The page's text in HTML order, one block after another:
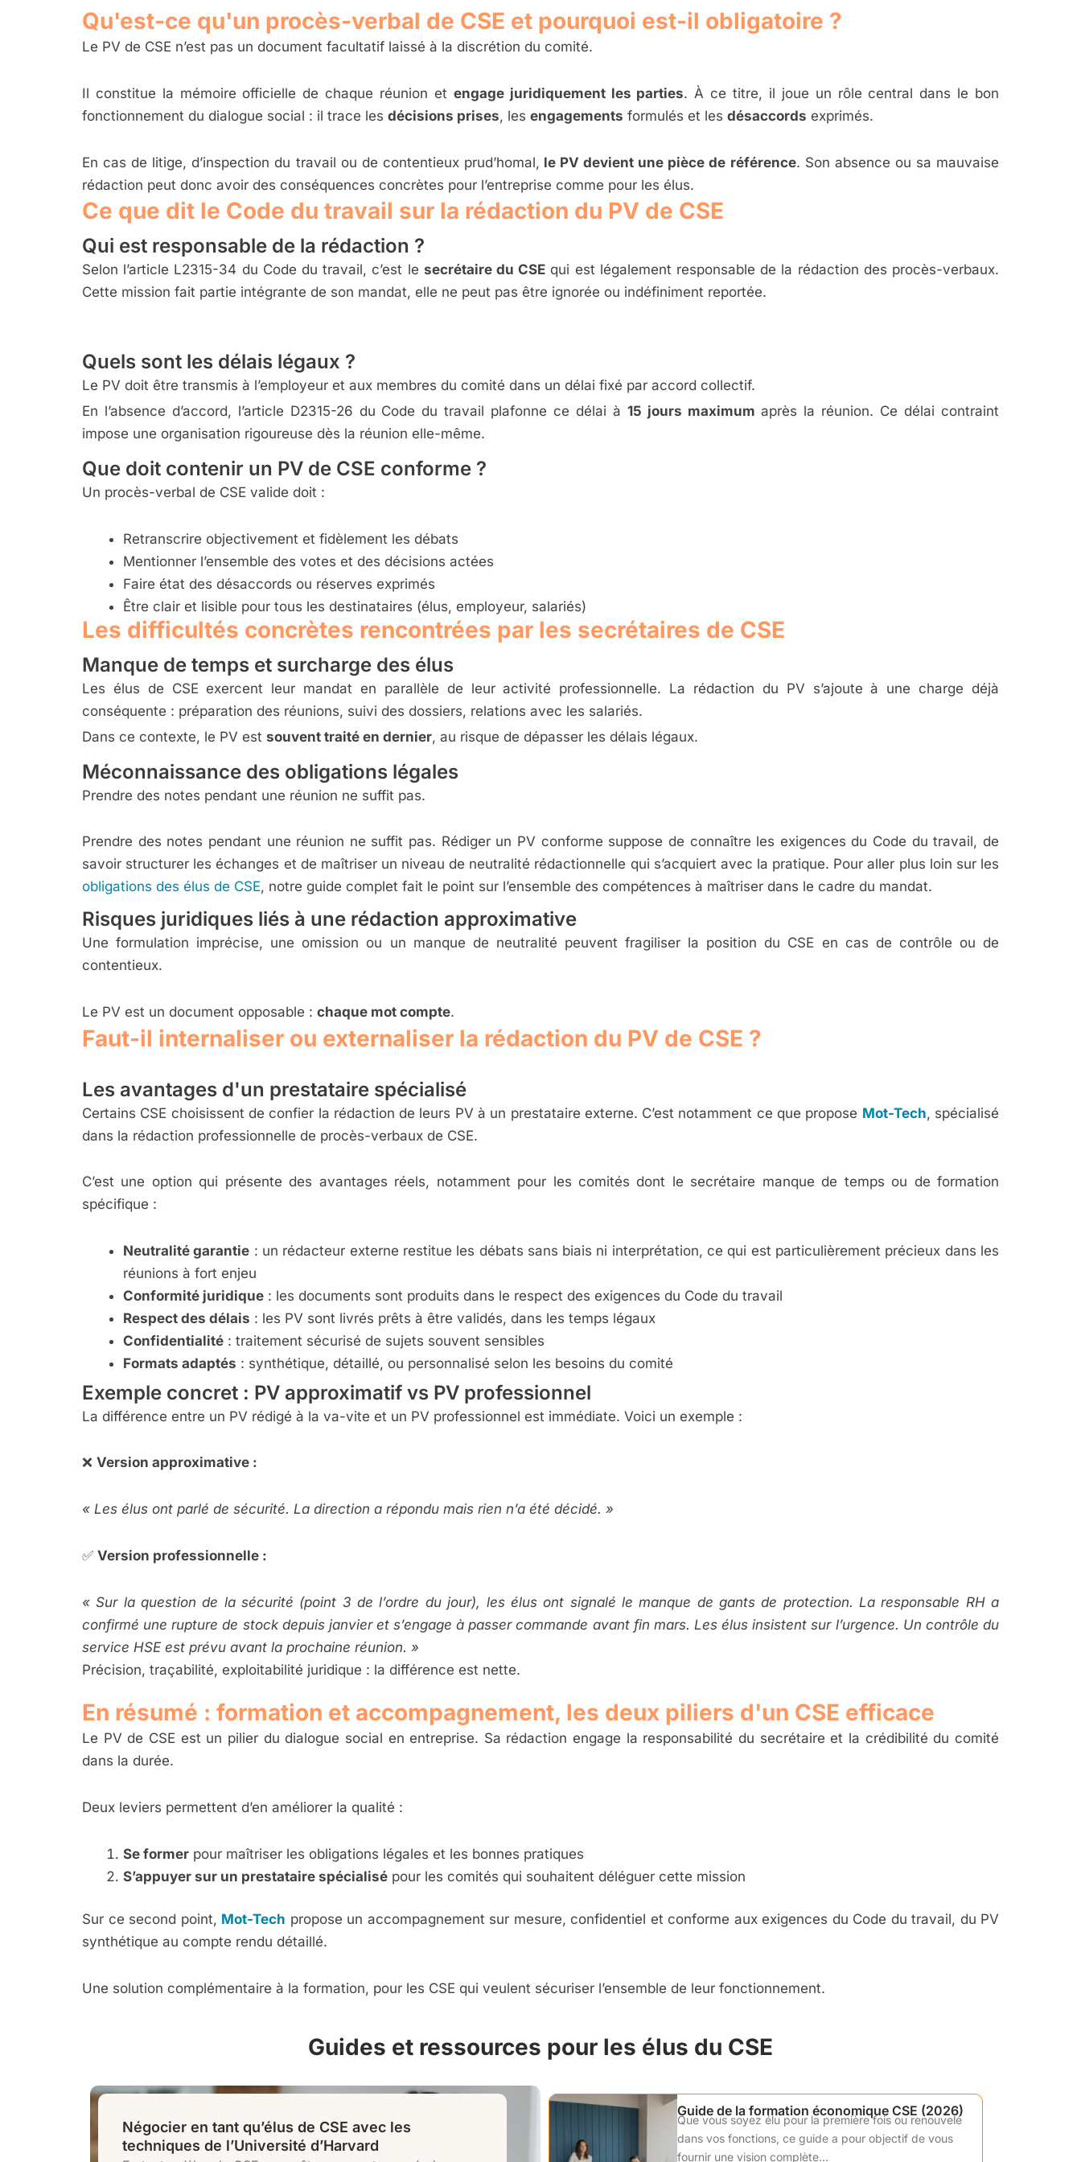
Qu'est-ce qu'un procès-verbal de CSE et pourquoi est-il obligatoire ?
Le PV de CSE n’est pas un document facultatif laissé à la discrétion du comité.
Il constitue la mémoire officielle de chaque réunion et engage juridiquement les parties. À ce titre, il joue un rôle central dans le bon
fonctionnement du dialogue social : il trace les décisions prises, les engagements formulés et les désaccords exprimés.
En cas de litige, d’inspection du travail ou de contentieux prud’homal, le PV devient une pièce de référence. Son absence ou sa mauvaise
rédaction peut donc avoir des conséquences concrètes pour l’entreprise comme pour les élus.
Ce que dit le Code du travail sur la rédaction du PV de CSE
Qui est responsable de la rédaction ?
Selon l’article L2315-34 du Code du travail, c’est le secrétaire du CSE qui est légalement responsable de la rédaction des procès-verbaux.
Cette mission fait partie intégrante de son mandat, elle ne peut pas être ignorée ou indéfiniment reportée.
Quels sont les délais légaux ?
Le PV doit être transmis à l’employeur et aux membres du comité dans un délai fixé par accord collectif.
En l’absence d’accord, l’article D2315-26 du Code du travail plafonne ce délai à 15 jours maximum après la réunion. Ce délai contraint
impose une organisation rigoureuse dès la réunion elle-même.
Que doit contenir un PV de CSE conforme ?
Un procès-verbal de CSE valide doit :
Retranscrire objectivement et fidèlement les débats
Mentionner l’ensemble des votes et des décisions actées
Faire état des désaccords ou réserves exprimés
Être clair et lisible pour tous les destinataires (élus, employeur, salariés)
Les difficultés concrètes rencontrées par les secrétaires de CSE
Manque de temps et surcharge des élus
Les élus de CSE exercent leur mandat en parallèle de leur activité professionnelle. La rédaction du PV s’ajoute à une charge déjà
conséquente : préparation des réunions, suivi des dossiers, relations avec les salariés.
Dans ce contexte, le PV est souvent traité en dernier, au risque de dépasser les délais légaux.
Méconnaissance des obligations légales
Prendre des notes pendant une réunion ne suffit pas.
Prendre des notes pendant une réunion ne suffit pas. Rédiger un PV conforme suppose de connaître les exigences du Code du travail, de
savoir structurer les échanges et de maîtriser un niveau de neutralité rédactionnelle qui s’acquiert avec la pratique. Pour aller plus loin sur les
obligations des élus de CSE, notre guide complet fait le point sur l’ensemble des compétences à maîtriser dans le cadre du mandat.
Risques juridiques liés à une rédaction approximative
Une formulation imprécise, une omission ou un manque de neutralité peuvent fragiliser la position du CSE en cas de contrôle ou de
contentieux.
Le PV est un document opposable : chaque mot compte.
Faut-il internaliser ou externaliser la rédaction du PV de CSE ?
Les avantages d'un prestataire spécialisé
Certains CSE choisissent de confier la rédaction de leurs PV à un prestataire externe. C’est notamment ce que propose Mot-Tech, spécialisé
dans la rédaction professionnelle de procès-verbaux de CSE.
C’est une option qui présente des avantages réels, notamment pour les comités dont le secrétaire manque de temps ou de formation
spécifique :
Neutralité garantie : un rédacteur externe restitue les débats sans biais ni interprétation, ce qui est particulièrement précieux dans les
réunions à fort enjeu
Conformité juridique : les documents sont produits dans le respect des exigences du Code du travail
Respect des délais : les PV sont livrés prêts à être validés, dans les temps légaux
Confidentialité : traitement sécurisé de sujets souvent sensibles
Formats adaptés : synthétique, détaillé, ou personnalisé selon les besoins du comité
Exemple concret : PV approximatif vs PV professionnel
La différence entre un PV rédigé à la va-vite et un PV professionnel est immédiate. Voici un exemple :
❌ Version approximative :
« Les élus ont parlé de sécurité. La direction a répondu mais rien n’a été décidé. »
✅ Version professionnelle :
« Sur la question de la sécurité (point 3 de l’ordre du jour), les élus ont signalé le manque de gants de protection. La responsable RH a
confirmé une rupture de stock depuis janvier et s’engage à passer commande avant fin mars. Les élus insistent sur l’urgence. Un contrôle du
service HSE est prévu avant la prochaine réunion. »
Précision, traçabilité, exploitabilité juridique : la différence est nette.
En résumé : formation et accompagnement, les deux piliers d'un CSE efficace
Le PV de CSE est un pilier du dialogue social en entreprise. Sa rédaction engage la responsabilité du secrétaire et la crédibilité du comité
dans la durée.
Deux leviers permettent d’en améliorer la qualité :
Se former pour maîtriser les obligations légales et les bonnes pratiques
S’appuyer sur un prestataire spécialisé pour les comités qui souhaitent déléguer cette mission
Sur ce second point, Mot-Tech propose un accompagnement sur mesure, confidentiel et conforme aux exigences du Code du travail, du PV
synthétique au compte rendu détaillé.
Une solution complémentaire à la formation, pour les CSE qui veulent sécuriser l’ensemble de leur fonctionnement.
Guides et ressources pour les élus du CSE
Négocier en tant qu’élus de CSE avec les
techniques de l’Université d’Harvard
Guide de la formation économique CSE (2026)
Que vous soyez élu pour la première fois ou renouvelé
dans vos fonctions, ce guide a pour objectif de vous
fournir une vision complète…